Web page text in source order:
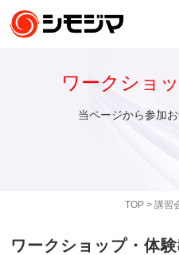
TOP> 講習
ワークショ
当ページから参加
ワークショップ・体